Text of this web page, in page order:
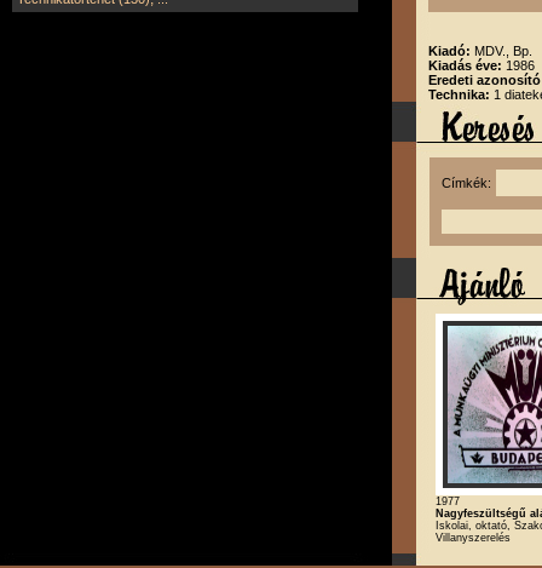
Kiadó: MDV., Bp.
Kiadás éve: 1986
Eredeti
Technika: 1
Címkék:
1977
Nagyfeszültségű
Iskolai, oktató,
Villanyszerelés